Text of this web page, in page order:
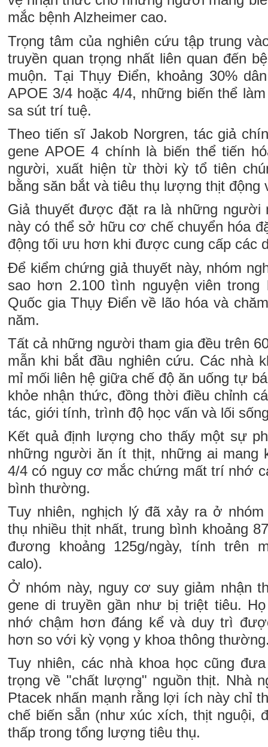
mắc bệnh Alzheimer cao.
Trọng tâm của nghiên cứu tập trung
truyền quan trọng nhất liên quan đến
muộn. Tại Thụy Điển, khoảng 30%
APOE 3/4 hoặc 4/4, những biến thể
sa sút trí tuệ.
Theo tiến sĩ Jakob Norgren, tác giả
gene APOE 4 chính là biến thể tiến
người, xuất hiện từ thời kỳ tổ tiên
bằng săn bắt và tiêu thụ lượng thịt
Giả thuyết được đặt ra là những người
này có thể sở hữu cơ chế chuyển hóa
động tối ưu hơn khi được cung cấp các
Để kiểm chứng giả thuyết này, nhóm
sao hơn 2.100 tình nguyện viên trong
Quốc gia Thụy Điển về lão hóa và
năm.
Tất cả những người tham gia đều trên
mẫn khi bắt đầu nghiên cứu. Các nhà
mỉ mối liên hệ giữa chế độ ăn uống tự
khỏe nhận thức, đồng thời điều chỉnh
tác, giới tính, trình độ học vấn và lối
Kết quả định lượng cho thấy một sự
những người ăn ít thịt, những ai mang
4/4 có nguy cơ mắc chứng mất trí nhớ
bình thường.
Tuy nhiên, nghịch lý đã xảy ra ở
thụ nhiều thịt nhất, trung bình khoảng
đương khoảng 125g/ngày, tính trên
calo).
Ở nhóm này, nguy cơ suy giảm nhận
gene di truyền gần như bị triệt tiêu.
nhớ chậm hơn đáng kể và duy trì
hơn so với kỳ vọng y khoa thông
Tuy nhiên, các nhà khoa học cũng
trọng về "chất lượng" nguồn thịt. Nhà
Ptacek nhấn mạnh rằng lợi ích này chỉ
chế biến sẵn (như xúc xích, thịt nguội,
thấp trong tổng lượng tiêu thụ.